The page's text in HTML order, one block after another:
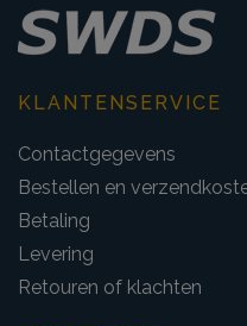
KLANTENSERVICE
Contactgegevens
Bestellen en
Betaling
Levering
Retouren of klachten